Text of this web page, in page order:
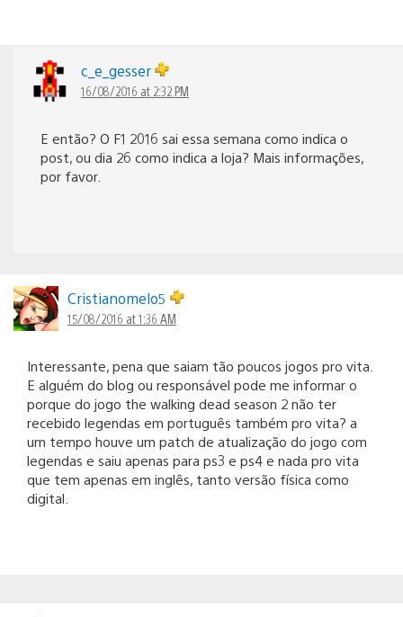
c_e_gesser
16/08/2016 at 2:32 PM
E então? O F1 2016 sai essa semana como indica o
post, ou dia 26 como indica a loja? Mais informações,
por favor.
Cristianomelo5
15/08/2016 at 1:36 AM
Interessante, pena que saiam tão poucos jogos pro vita.
E alguém do blog ou responsável pode me informar o
porque do jogo the walking dead season 2 não ter
recebido legendas em português também pro vita? a
um tempo houve um patch de atualização do jogo com
legendas e saiu apenas para ps3 e ps4 e nada pro vita
que tem apenas em inglês, tanto versão física como
digital.